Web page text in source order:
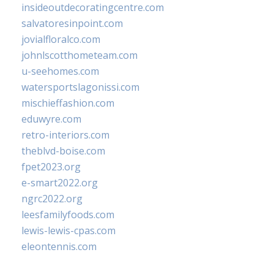
insideoutdecoratingcentre.com
salvatoresinpoint.com
jovialfloralco.com
johnlscotthometeam.com
u-seehomes.com
watersportslagonissi.com
mischieffashion.com
eduwyre.com
retro-interiors.com
theblvd-boise.com
fpet2023.org
e-smart2022.org
ngrc2022.org
leesfamilyfoods.com
lewis-lewis-cpas.com
eleontennis.com